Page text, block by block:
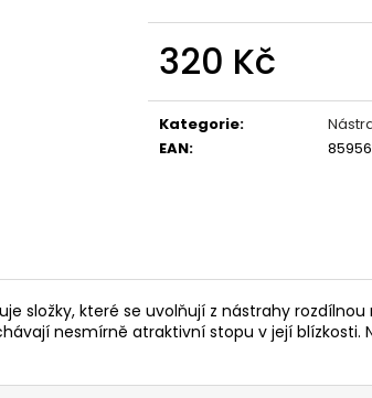
320 Kč
cena:
Kategorie:
EAN:
složky, které se uvolňují z nástrahy
nesmírně atraktivní stopu v její
ROHLÍKOVÉ